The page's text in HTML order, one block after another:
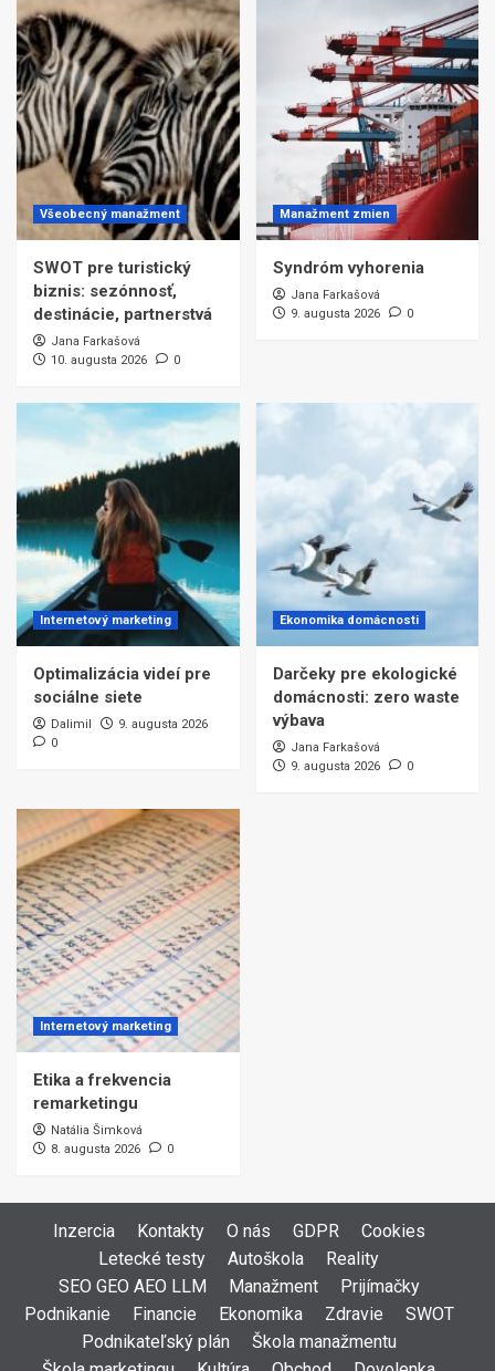
Všeobecný manažment
SWOT pre turistický
biznis: sezónnosť,
destinácie, partnerstvá
Jana Farkašová
10. augusta 2026
0
Manažment zmien
Syndróm vyhorenia
Jana Farkašová
9. augusta 2026
0
Internetový marketing
Optimalizácia videí pre
sociálne siete
Dalimil
9. augusta 2026
0
Ekonomika domácnosti
Darčeky pre ekologické
domácnosti: zero waste
výbava
Jana Farkašová
9. augusta 2026
0
Internetový marketing
Etika a frekvencia
remarketingu
Natália Šimková
8. augusta 2026
0
Inzercia Kontakty O nás GDPR
Cookies
Letecké testy
Autoškola
Reality
SEO GEO AEO LLM
Manažment
Prijímačky
Podnikanie
Financie Ekonomika Zdravie
SWOT
Podnikateľský plán
Škola manažmentu